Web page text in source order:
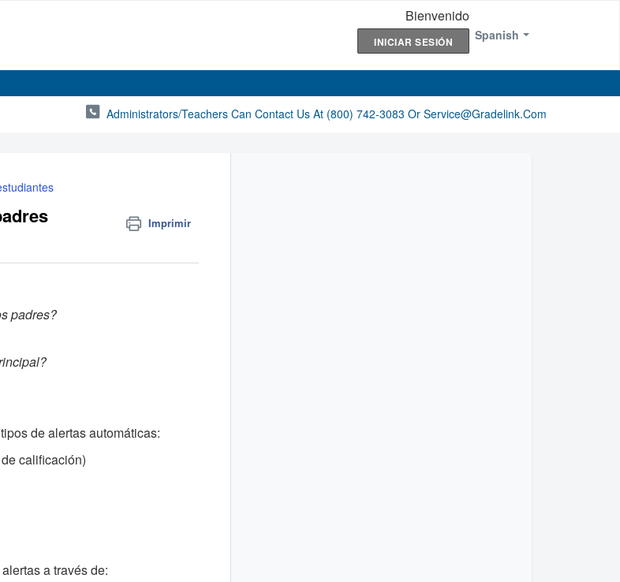
Spanish
Bienvenido
INICIAR SESIÓN
Administrators/Teachers Can Contact Us At (800) 742-3083 Or Service@gradelink.com
Imprimir
padres?
de alertas automáticas:
calificación)
a través de: